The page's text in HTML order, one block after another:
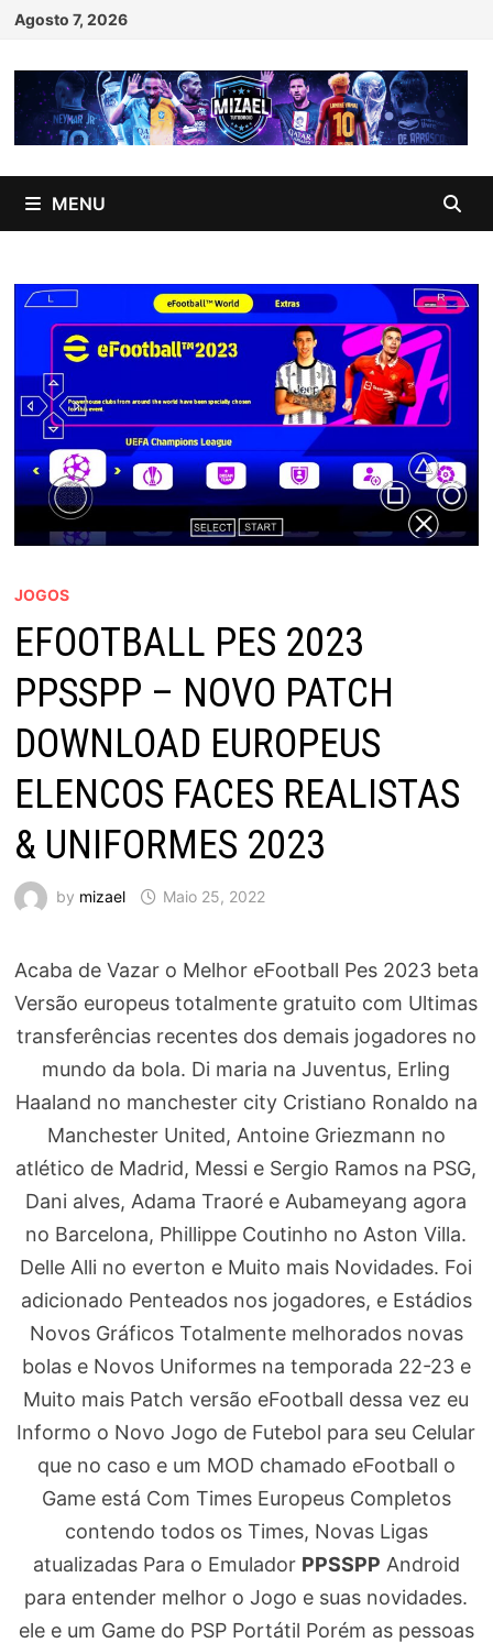
Skip
content
Agosto 7, 2026
MENU
JOGOS
EFOOTBALL PES 2023
PPSSPP – NOVO PATCH
DOWNLOAD EUROPEUS
ELENCOS FACES REALISTAS
& UNIFORMES 2023
by mizael Maio 25, 2022
Acaba de Vazar o Melhor eFootball Pes 2023 beta
Versão europeus totalmente gratuito com Ultimas
transferências recentes dos demais jogadores no
mundo da bola. Di maria na Juventus, Erling
Haaland no manchester city Cristiano Ronaldo na
Manchester United, Antoine Griezmann no
atlético de Madrid, Messi e Sergio Ramos na PSG,
Dani alves, Adama Traoré e Aubameyang agora
no Barcelona, Phillippe Coutinho no Aston Villa.
Delle Alli no everton e Muito mais Novidades. Foi
adicionado Penteados nos jogadores, e Estádios
Novos Gráficos Totalmente melhorados novas
bolas e Novos Uniformes na temporada 22-23 e
Muito mais Patch versão eFootball dessa vez eu
Informo o Novo Jogo de Futebol para seu Celular
que no caso e um MOD chamado eFootball o
Game está Com Times Europeus Completos
contendo todos os Times, Novas Ligas
atualizadas Para o Emulador PPSSPP Android
para entender melhor o Jogo e suas novidades.
ele e um Game do PSP Portátil Porém as pessoas